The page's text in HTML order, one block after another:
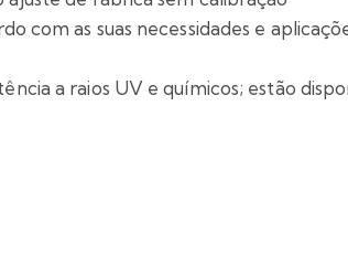
as suas necessidades e
a raios UV e químicos; estão